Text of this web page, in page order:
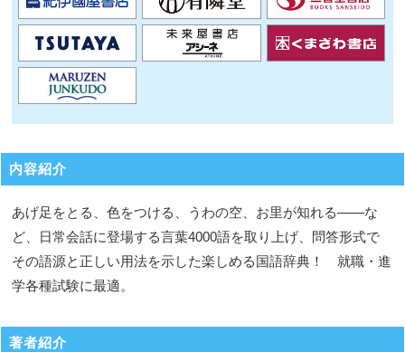
内容紹介
あげ足をとる、色をつける、うわの空、お里が知れる――な
ど、日常会話に登場する言葉4000語を取り上げ、問答形式で
その語源と正しい用法を示した楽しめる国語辞典！ 就職・進
学各種試験に最適。
著者紹介